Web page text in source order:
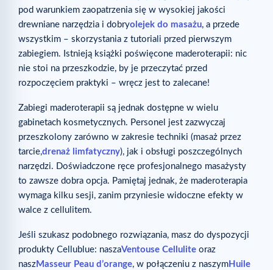
pod warunkiem zaopatrzenia się w wysokiej jakości
drewniane narzędzia i dobryolejek do masażu, a przede
wszystkim – skorzystania z tutoriali przed pierwszym
zabiegiem. Istnieją książki poświęcone maderoterapii: nic
nie stoi na przeszkodzie, by je przeczytać przed
rozpoczęciem praktyki – wręcz jest to zalecane!
Zabiegi maderoterapii są jednak dostępne w wielu
gabinetach kosmetycznych. Personel jest zazwyczaj
przeszkolony zarówno w zakresie techniki (masaż przez
tarcie,drenaż limfatyczny), jak i obsługi poszczególnych
narzędzi. Doświadczone ręce profesjonalnego masażysty
to zawsze dobra opcja. Pamiętaj jednak, że maderoterapia
wymaga kilku sesji, zanim przyniesie widoczne efekty w
walce z cellulitem.
Jeśli szukasz podobnego rozwiązania, masz do dyspozycji
produkty Cellublue: naszaVentouse Cellulite oraz
nasz Masseur Peau d’orange, w połączeniu z naszym Huile